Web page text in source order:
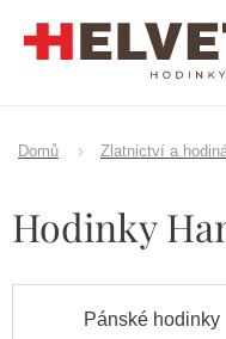
Domů Zlatnictví a
Hodinky
Pánské hodinky